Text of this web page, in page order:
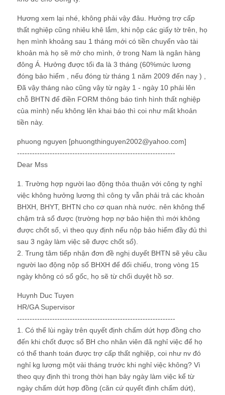
Hương xem lại nhé, không phải vậy đâu. Hưởng trợ cấp
thất nghiệp cũng nhiêu khê lắm, khi nộp các giấy tờ trên, họ
hẹn mình khoảng sau 1 tháng mới có tiền chuyển vào tài
khoản mà họ sẽ mở cho mình, ở trong Nam là ngân hàng
đông Á. Hưởng được tối đa là 3 tháng (60%mức lương
đóng bảo hiểm , nếu đóng từ tháng 1 năm 2009 đến nay ) ,
Đã vậy tháng nào cũng vậy từ ngày 1 - ngày 10 phải lên
chỗ BHTN để điền FORM thông báo tình hình thất nghiệp
của mình) nếu không lên khai báo thì coi như mất khoản
tiền này.
phuong nguyen [phuongthinguyen2002@yahoo.com]
---------------------------------------------------------------
Dear Mss
1. Trường hợp người lao động thỏa thuận với công ty nghỉ
việc không hưởng lương thì công ty vẫn phải trả các khoản
BHXH, BHYT, BHTN cho cơ quan nhà nước. nên không thể
chậm trả sổ được (trường hợp nợ bảo hiện thì mới không
được chốt sổ, vì theo quy định nếu nộp bảo hiểm đầy đủ thì
sau 3 ngày làm việc sẽ được chốt sổ).
2. Trung tâm tiếp nhận đơn đề nghị duyết BHTN sẽ yêu cầu
người lao động nộp sổ BHXH để đối chiếu, trong vòng 15
ngày không có sổ gốc, họ sẽ từ chối duyệt hồ sơ.
Huynh Duc Tuyen
HR/GA Supervisor
---------------------------------------------------------------
1. Có thể lùi ngày trên quyết định chấm dứt hợp đồng cho
đến khi chốt được sổ BH cho nhân viên đã nghỉ việc để họ
có thể thanh toán được trợ cấp thất nghiệp, coi như nv đó
nghỉ kg lương một vài tháng trước khi nghỉ việc không? Vì
theo quy định thì trong thời hạn bảy ngày làm việc kể từ
ngày chấm dứt hợp đồng (căn cứ quyết định chấm dứt),